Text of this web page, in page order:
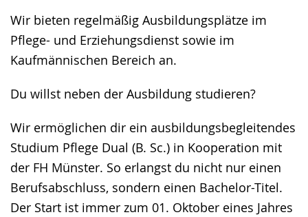
Wir bieten regelmäßig Ausbildungsplätze im
Pflege- und Erziehungsdienst sowie im
Kaufmännischen Bereich an.
Du willst neben der Ausbildung studieren?
Wir ermöglichen dir ein ausbildungsbegleitendes
Studium Pflege Dual (B. Sc.) in Kooperation mit
der FH Münster. So erlangst du nicht nur einen
Berufsabschluss, sondern einen Bachelor-Titel.
Der Start ist immer zum 01. Oktober eines Jahres